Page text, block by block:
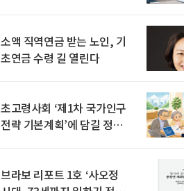
소액 직역연금 받는 노인, 기
초연금 수령 길 열린다
초고령사회 ‘제1차 국가인구
전략 기본계획’에 담길 정책
브라보 리포트 1호 ‘사오정